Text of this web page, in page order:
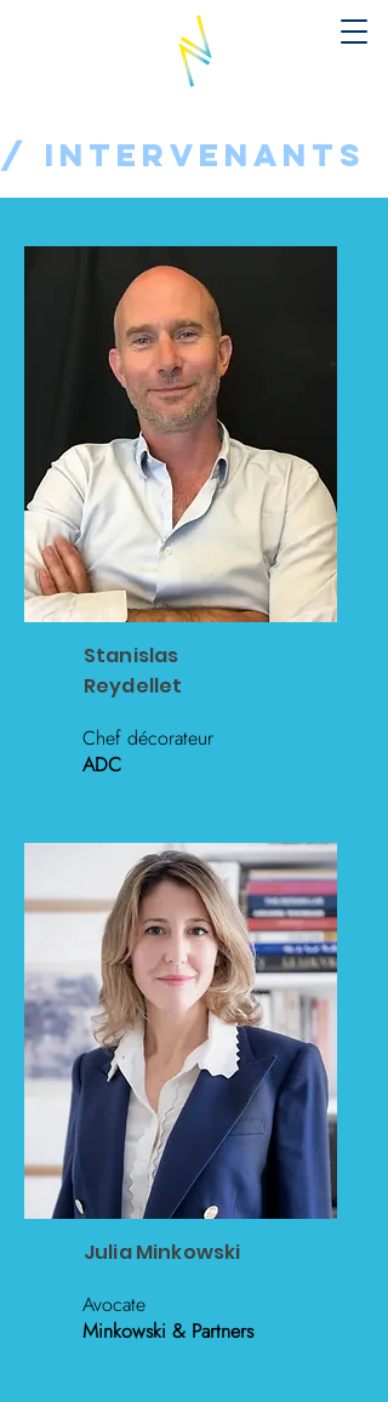
/ INTERVENANTS
Stanislas
Reydellet
Chef décorateur
ADC
Julia Minkowski
Avocate
Minkowski & Partners